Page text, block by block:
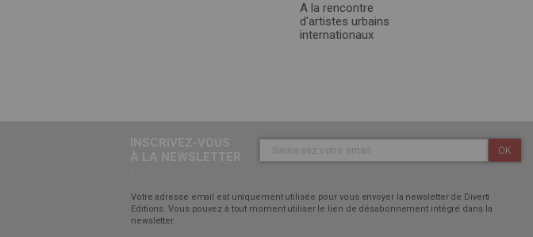
A la rencontre
d'artistes urbains
internationaux
OK
Votre adresse email est uniquement utilisée pour vous envoyer la newsletter de Diverti
Editions. Vous pouvez à tout moment utiliser le lien de désabonnement intégré dans la
newsletter.